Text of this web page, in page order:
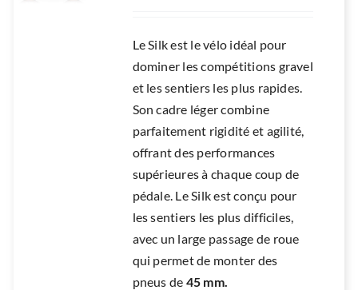
Le Silk est le vélo idéal pour
dominer les compétitions gravel
et les sentiers les plus rapides.
Son cadre léger combine
parfaitement rigidité et agilité,
offrant des performances
supérieures à chaque coup de
pédale. Le Silk est conçu pour
les sentiers les plus difficiles,
avec un large passage de roue
qui permet de monter des
pneus de 45 mm.